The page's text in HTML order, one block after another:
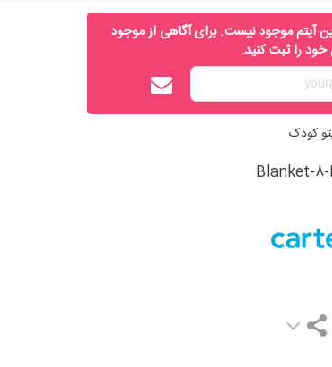
آیتم موجود نیست. برای آگاهی از موجود
خود را ثبت کنید.
کودک
Blanket-